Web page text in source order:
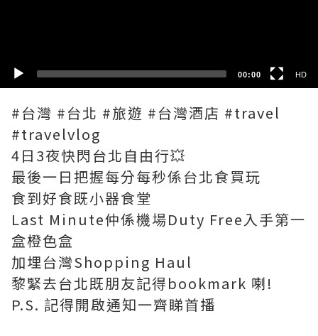
00:00 HD
#台灣 #台北 #旅遊 #台灣酒店 #travel
#travelvlog
4日3夜快閃台北自由行💥
最後一日把握每分每秒係台北食買玩
食到好食既小器食堂
Last Minute仲係機場Duty Free入手第一
盒橙色盒
加埋台灣Shopping Haul
黎緊去台北既朋友記得bookmark 喇!
P.S. 記得開啟通知一齊睇首播